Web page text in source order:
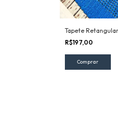
Tapete
R$197,00